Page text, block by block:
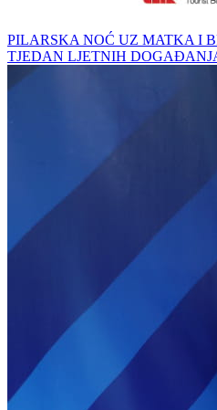
PILARSKA NOĆ UZ MATKA I
TJEDAN LJETNIH